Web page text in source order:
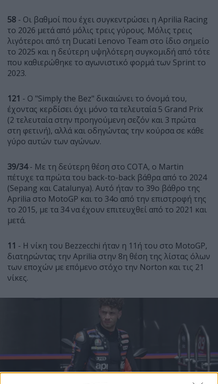
58 - Οι βαθμοί που έχει συγκεντρώσει η Aprilia Racing
το 2026 μετά από μόλις τρεις γύρους. Μόλις τρεις
λιγότεροι από τη Ducati Lenovo Team στο ίδιο σημείο
το 2025 και η δεύτερη υψηλότερη συγκομιδή από τότε
που καθιερώθηκε το αγωνιστικό φορμά των Sprint το
2023.
121 - Ο "Simply the Bez" δικαιώνει το όνομά του,
έχοντας κερδίσει όχι μόνο τα τελευταία 5 Grand Prix
(2 τελευταία στην προηγούμενη σεζόν και 3 πρώτα
στη φετινή), αλλά και οδηγώντας την κούρσα σε κάθε
γύρο αυτών των αγώνων.
39/34- Με τη δεύτερη θέση στο COTA, ο Martin
πέτυχε τα πρώτα του back-to-back βάθρα από το 2024
(Sepang και Catalunya). Αυτό ήταν το 39ο βάθρο της
Aprilia στο MotoGP και το 34ο από την επιστροφή της
το 2015, με τα 34 να έχουν επιτευχθεί από το 2021 και
μετά.
11 - Η νίκη του Bezzecchi ήταν η 11ή του στο MotoGP,
διατηρώντας την Aprilia στην 8η θέση της λίστας όλων
των εποχών με επόμενο στόχο την Norton και τις 21
νίκες.